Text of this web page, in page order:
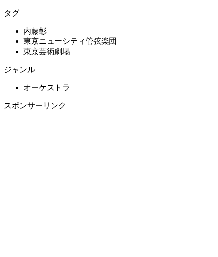
タグ
内藤彰
東京ニューシティ管弦楽団
東京芸術劇場
ジャンル
オーケストラ
スポンサーリンク